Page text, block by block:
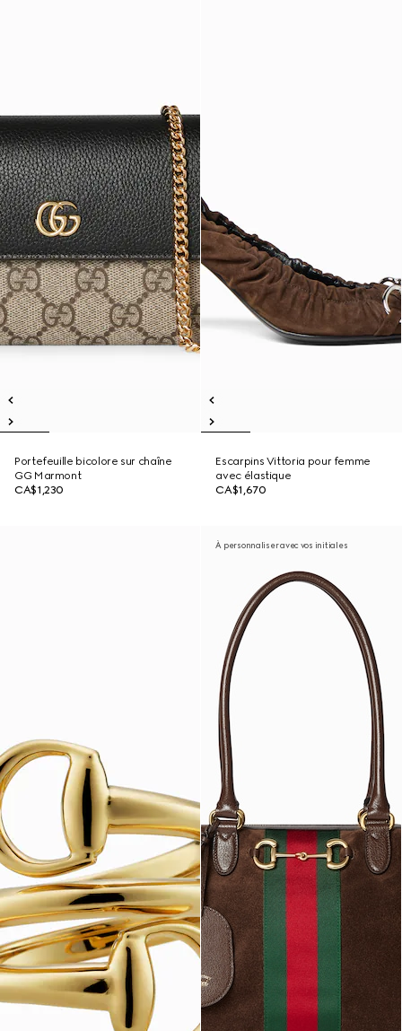
Portefeuille bicolore sur chaîne
GG Marmont
CA$1,230
Escarpins Vittoria pour femme
avec élastique
CA$1,670
À personnaliser avec vos initiales